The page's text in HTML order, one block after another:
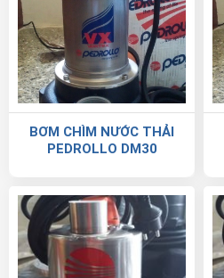
BƠM CHÌM NƯỚC THẢI
PEDROLLO DM30